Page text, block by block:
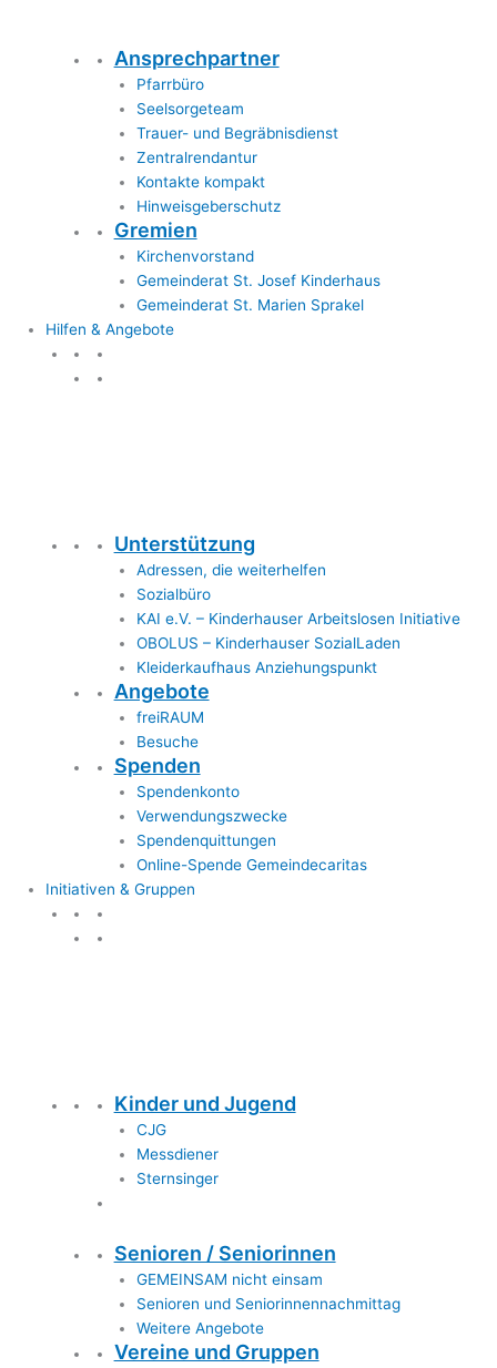
Ansprechpartner
Pfarrbüro
Seelsorgeteam
Trauer- und Begräbnisdienst
Zentralrendantur
Kontakte kompakt
Hinweisgeberschutz
Gremien
Kirchenvorstand
Gemeinderat St. Josef Kinderhaus
Gemeinderat St. Marien Sprakel
Hilfen & Angebote
Unterstützung
Adressen, die weiterhelfen
Sozialbüro
KAI e.V. – Kinderhauser Arbeitslosen Initiative
OBOLUS – Kinderhauser SozialLaden
Kleiderkaufhaus Anziehungspunkt
Angebote
freiRAUM
Besuche
Spenden
Spendenkonto
Verwendungszwecke
Spendenquittungen
Online-Spende Gemeindecaritas
Initiativen & Gruppen
Kinder und Jugend
CJG
Messdiener
Sternsinger
Senioren / Seniorinnen
GEMEINSAM nicht einsam
Senioren und Seniorinnennachmittag
Weitere Angebote
Vereine und Gruppen